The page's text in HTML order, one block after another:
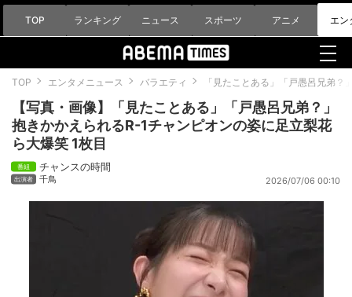
TOP ランキング ニュース スポーツ アニメ エン
TOP エンタメニュース バラエティ 「見たことある」「戸愚呂兄弟
【写真・画像】「見たことある」「戸愚呂兄弟？」
抱きかかえられるR-1チャンピオンの姿に足立梨花
ら大爆笑 1枚目
チャンスの時間
千鳥 2026/07/06 00:10